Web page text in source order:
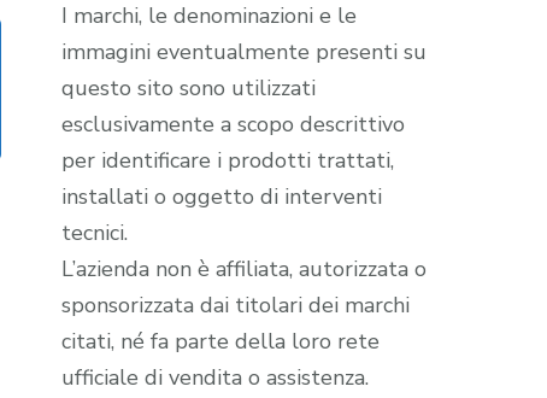
I marchi, le denominazioni e le
immagini eventualmente presenti su
questo sito sono utilizzati
esclusivamente a scopo descrittivo
per identificare i prodotti trattati,
installati o oggetto di interventi
tecnici.
L’azienda non è affiliata, autorizzata o
sponsorizzata dai titolari dei marchi
citati, né fa parte della loro rete
ufficiale di vendita o assistenza.